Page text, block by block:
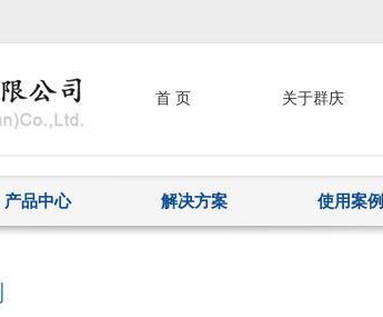
首 页 关于群庆
产品中心 解决方案 使用案例